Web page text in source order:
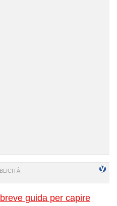
guida per capire